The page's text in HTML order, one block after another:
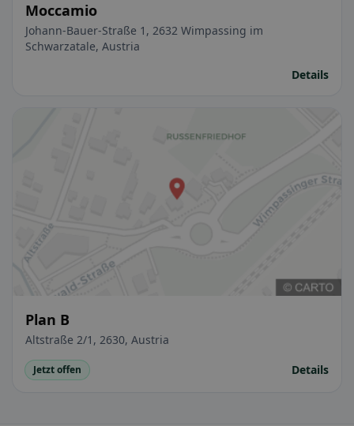
Moccamio
Johann-Bauer-Straße 1, 2632 Wimpassing im
Schwarzatale, Austria
Details
Plan B
Altstraße 2/1, 2630, Austria
Jetzt offen Details